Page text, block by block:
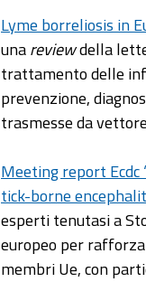
Lyme borreliosis in
unareviewdella
trattamento delle
prevenzione,
trasmesse da
Meeting report
tick-borne
esperti tenutasi a
europeo per
membri Ue, con